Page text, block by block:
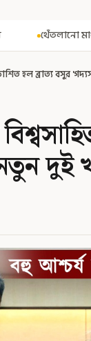
রড!
হল ব্রাত্য বসুর
দুই